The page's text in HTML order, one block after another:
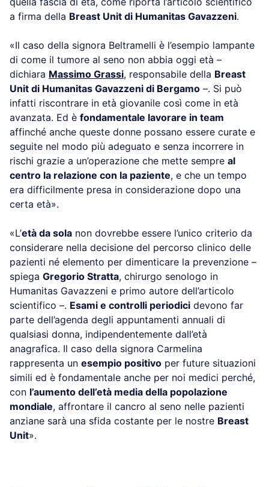
a firma della Breast Unit di Humanitas Gavazzeni.
«Il caso della signora Beltramelli è l’esempio lampante
di come il tumore al seno non abbia oggi età –
dichiara Massimo Grassi, responsabile della Breast
Unit di Humanitas Gavazzeni di Bergamo –. Si può
infatti riscontrare in età giovanile così come in età
avanzata. Ed è fondamentale lavorare in team
affinché anche queste donne possano essere curate e
seguite nel modo più adeguato e senza incorrere in
rischi grazie a un’operazione che mette sempre al
centro la relazione con la paziente, e che un tempo
era difficilmente presa in considerazione dopo una
certa età».
«L’età da sola non dovrebbe essere l’unico criterio da
considerare nella decisione del percorso clinico delle
pazienti né elemento per dimenticare la prevenzione –
spiega Gregorio Stratta, chirurgo senologo in
Humanitas Gavazzeni e primo autore dell’articolo
scientifico –. Esami e controlli periodici devono far
parte dell’agenda degli appuntamenti annuali di
qualsiasi donna, indipendentemente dall’età
anagrafica. Il caso della signora Carmelina
rappresenta un esempio positivo per future situazioni
simili ed è fondamentale anche per noi medici perché,
con l’aumento dell’età media della popolazione
mondiale, affrontare il cancro al seno nelle pazienti
anziane sarà una sfida costante per le nostre Breast
Unit».